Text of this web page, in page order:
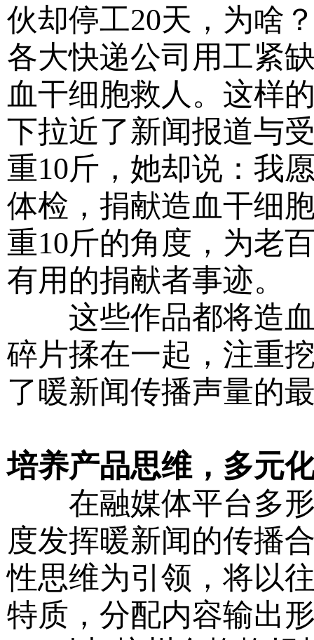
伙却停工20天，为啥
各大快递公司用工紧
血干细胞救人。这样
下拉近了新闻报道与
重10斤，她却说：我
体检，捐献造血干细
重10斤的角度，为老
有用的捐献者事迹。
这些作品都将造血
碎片揉在一起，注重
了暖新闻传播声量的
培养产品思维，多元
在融媒体平台多形
度发挥暖新闻的传播
性思维为引领，将以
特质，分配内容输出